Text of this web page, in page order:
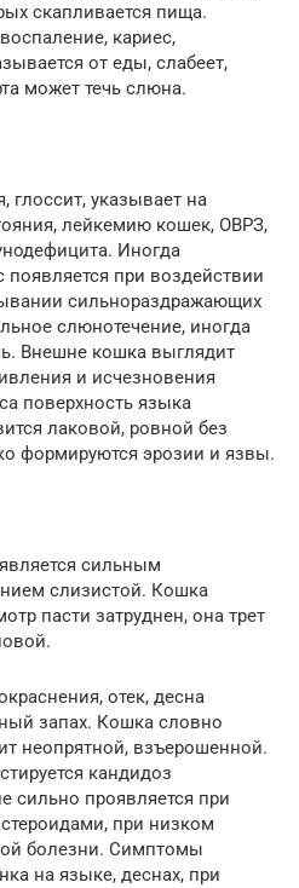
скапливается пища.
кариес,
от еды, слабеет,
может течь слюна.
глоссит, указывает на
лейкемию кошек, ОВРЗ,
Иногда
при воздействии
сильнораздражающих
слюнотечение, иногда
Внешне кошка выглядит
и исчезновения
поверхность языка
лаковой, ровной без
формируются эрозии и язвы.
сильным
слизистой. Кошка
пасти затруднен, она трет
отек, десна
запах. Кошка словно
неопрятной, взъерошенной.
кандидоз
сильно проявляется при
при низком
болезни. Симптомы
на языке, деснах, при